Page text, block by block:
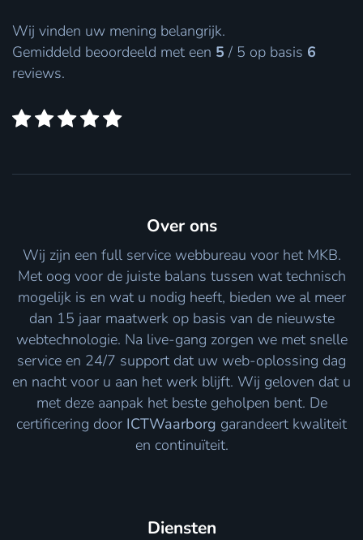
Wij vinden uw mening belangrijk.
Gemiddeld beoordeeld met een 5 / 5 op basis 6
reviews.
Over ons
Wij zijn een full service webbureau voor het MKB.
Met oog voor de juiste balans tussen wat technisch
mogelijk is en wat u nodig heeft, bieden we al meer
dan 15 jaar maatwerk op basis van de nieuwste
webtechnologie. Na live-gang zorgen we met snelle
service en 24/7 support dat uw web-oplossing dag
en nacht voor u aan het werk blijft. Wij geloven dat u
met deze aanpak het beste geholpen bent. De
certificering door ICTWaarborg garandeert kwaliteit
en continuïteit.
Diensten